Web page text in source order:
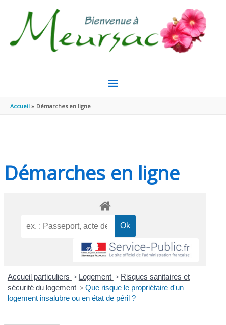
MENU
Accueil Démarches en ligne
Démarches en ligne
Accueil particuliers > Logement > Risques sanitaires et
sécurité du logement > Que risque le propriétaire d'un
logement insalubre ou en état de péril ?